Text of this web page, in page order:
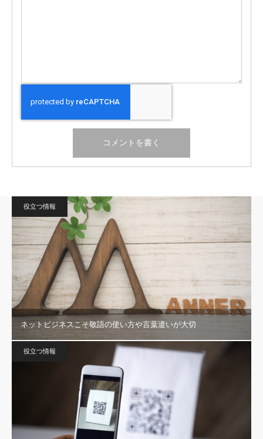
役立つ情報
ネットビジネスこそ敬語の使い方や言葉遣いが大切
役立つ情報